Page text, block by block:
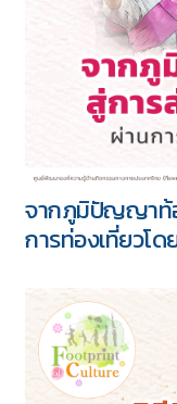
จากภูมิปัญญาท้
การท่องเที่ยวโ